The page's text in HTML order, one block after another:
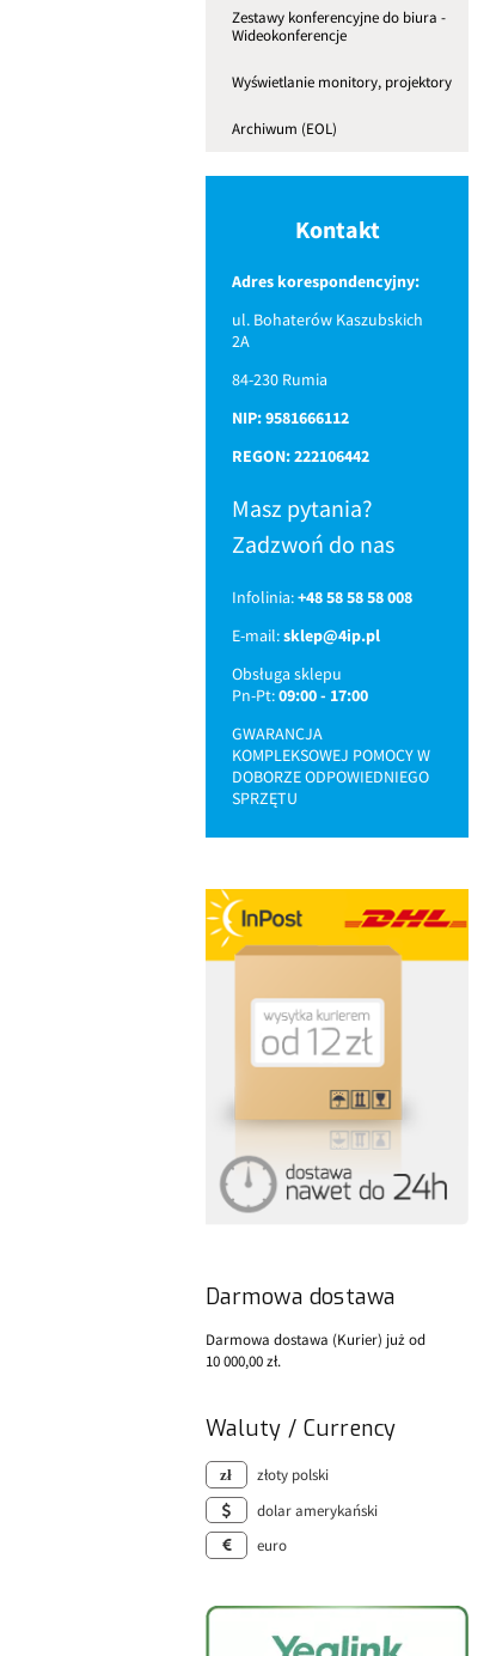
Zestawy konferencyjne do biura -
Wideokonferencje
Wyświetlanie monitory, projektory
Archiwum (EOL)
Kontakt
Adres korespondencyjny:
ul. Bohaterów Kaszubskich
2A
84-230 Rumia
NIP: 9581666112
REGON: 222106442
Masz pytania?
Zadzwoń do nas
Infolinia:+48 58 58 58 008
E-mail:sklep@4ip.pl
Obsługa sklepu
Pn-Pt:09:00 - 17:00
GWARANCJA
KOMPLEKSOWEJ POMOCY W
DOBORZE ODPOWIEDNIEGO
SPRZĘTU
Darmowa dostawa
Darmowa dostawa (Kurier) już od
10 000,00 zł.
Waluty / Currency
złoty polski
dolar amerykański
euro